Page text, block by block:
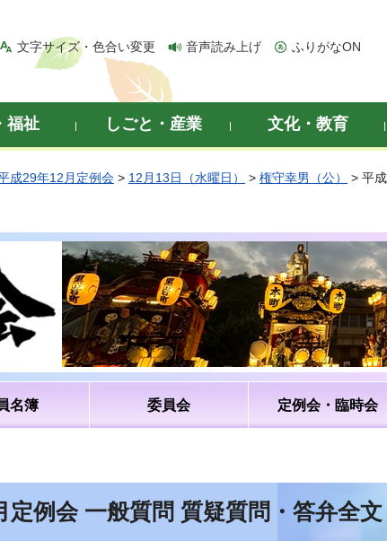
文字サイズ・色合い変更 音声読み上げ ふりがなON
福祉 しごと・産業 文化・教育
成29年12月定例会 > 12月13日（水曜日） > 権守幸男（公）
> 平
名簿 委員会 定例会・臨時会
定例会 一般質問 質疑質問・答弁全文